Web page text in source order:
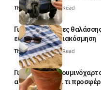
Thali Ombre4 Min Read
Γιατί οι πετσέτες
είναι μόνο για διακόσμηση
Thali Ombre5 Min Read
Γιατί βάζουν
απλό κόλπο και τι